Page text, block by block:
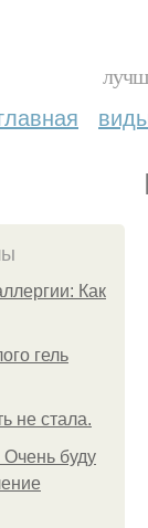
Как
гель
не стала.
буду